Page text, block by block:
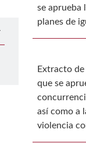
se aprueba
planes de
Extracto
que se
así como a
violencia